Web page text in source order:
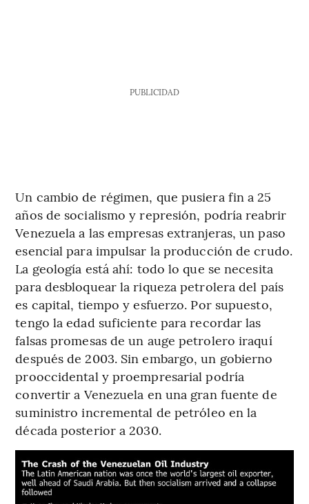
PUBLICIDAD
Un cambio de régimen, que pusiera fin a 25
años de socialismo y represión, podría reabrir
Venezuela a las empresas extranjeras, un paso
esencial para impulsar la producción de crudo.
La geología está ahí: todo lo que se necesita
para desbloquear la riqueza petrolera del país
es capital, tiempo y esfuerzo. Por supuesto,
tengo la edad suficiente para recordar las
falsas promesas de un auge petrolero iraquí
después de 2003. Sin embargo, un gobierno
prooccidental y proempresarial podría
convertir a Venezuela en una gran fuente de
suministro incremental de petróleo en la
década posterior a 2030.